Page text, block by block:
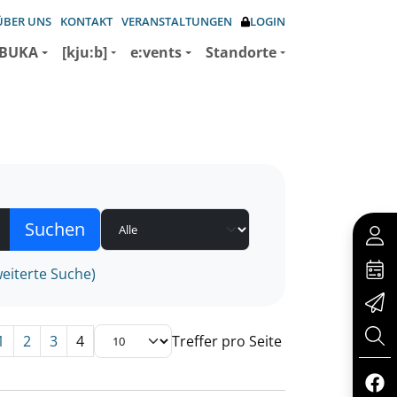
UNS KONTAKT VERANSTALTUNGEN LOGIN
[kju:b] e:vents Standorte
Suche)
2 3 4 Treffer pro Seite